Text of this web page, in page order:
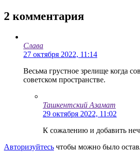
2 комментария
Слава
27 октября 2022, 11:14
Весьма грустное зрелище когда
советском пространстве.
Ташкентский Азамат
29 октября 2022, 11:02
К сожалению и добавить
Авторизуйтесь чтобы можно было